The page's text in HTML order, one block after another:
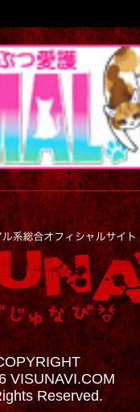
VISUNAVI.COM
Reserved.